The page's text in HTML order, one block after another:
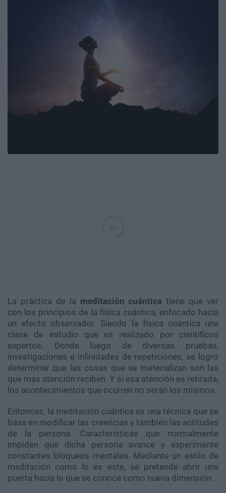
La práctica de la meditación cuántica tiene que ver
con los principios de la física cuántica, enfocado hacia
un efecto observador. Siendo la física cuántica una
clase de estudio que es realizado por científicos
expertos. Donde luego de diversas pruebas,
investigaciones e infinidades de repeticiones, se logró
determinar que las cosas que se materializan son las
que más atención reciben. Y si esa atención es retirada,
los acontecimientos que ocurren no serán los mismos.
Entonces, la meditación cuántica es una técnica que se
basa en modificar las creencias y también las actitudes
de la persona. Características que normalmente
impiden que dicha persona avance y experimente
constantes bloqueos mentales. Mediante un estilo de
meditación como lo es este, se pretende abrir una
puerta hacia lo que se conoce como nueva dimensión.